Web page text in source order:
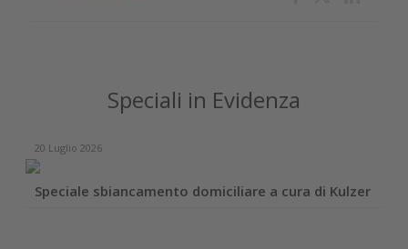
Speciali in Evidenza
20 Luglio 2026
Speciale sbiancamento domiciliare a cura di Kulzer